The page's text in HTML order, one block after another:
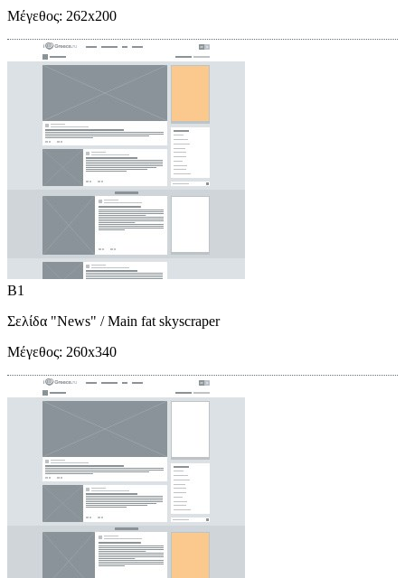
Μέγεθος: 262x200
B1
Σελίδα "News" / Main fat skyscraper
Μέγεθος: 260x340